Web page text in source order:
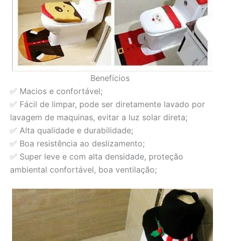
Benefícios
✅ Macios e confortável;
✅ Fácil de limpar, pode ser diretamente lavado por
lavagem de maquinas, evitar a luz solar direta;
✅ Alta qualidade e durabilidade;
✅ Boa resistência ao deslizamento;
✅ Super leve e com alta densidade, proteção
ambiental confortável, boa ventilação;